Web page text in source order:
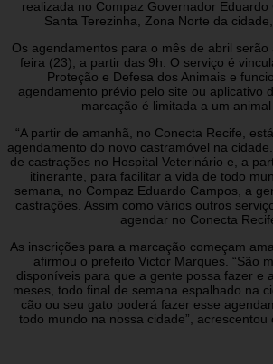
realizada no Compaz Governador Eduardo
Santa Terezinha, Zona Norte da
Os agendamentos para o mês de abril
feira (23), a partir das 9h. O serviço é
Proteção e Defesa dos Animais e
agendamento prévio pelo site ou aplicativo
marcação é limitada a um animal
“A partir de amanhã, no Conecta Recife,
agendamento do novo castramóvel na
de castrações no Hospital Veterinário e, a
itinerante, para facilitar a vida de todo
semana, no Compaz Eduardo Campos, a
castrações. Assim como vários outros
agendar no Conecta
As inscrições para a marcação começam
afirmou o prefeito Victor Marques. “São
disponíveis para que a gente possa fazer e
meses, todo final de semana espalhado na
cão ou seu gato poderá fazer esse
todo mundo na nossa cidade”, acrescentou